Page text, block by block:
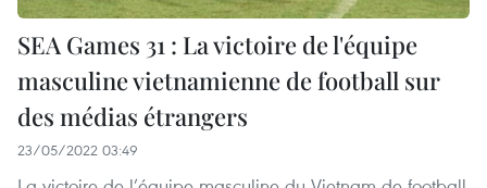
SEA Games 31 : La victoire de l'équipe
masculine vietnamienne de football sur
des médias étrangers
23/05/2022 03:49